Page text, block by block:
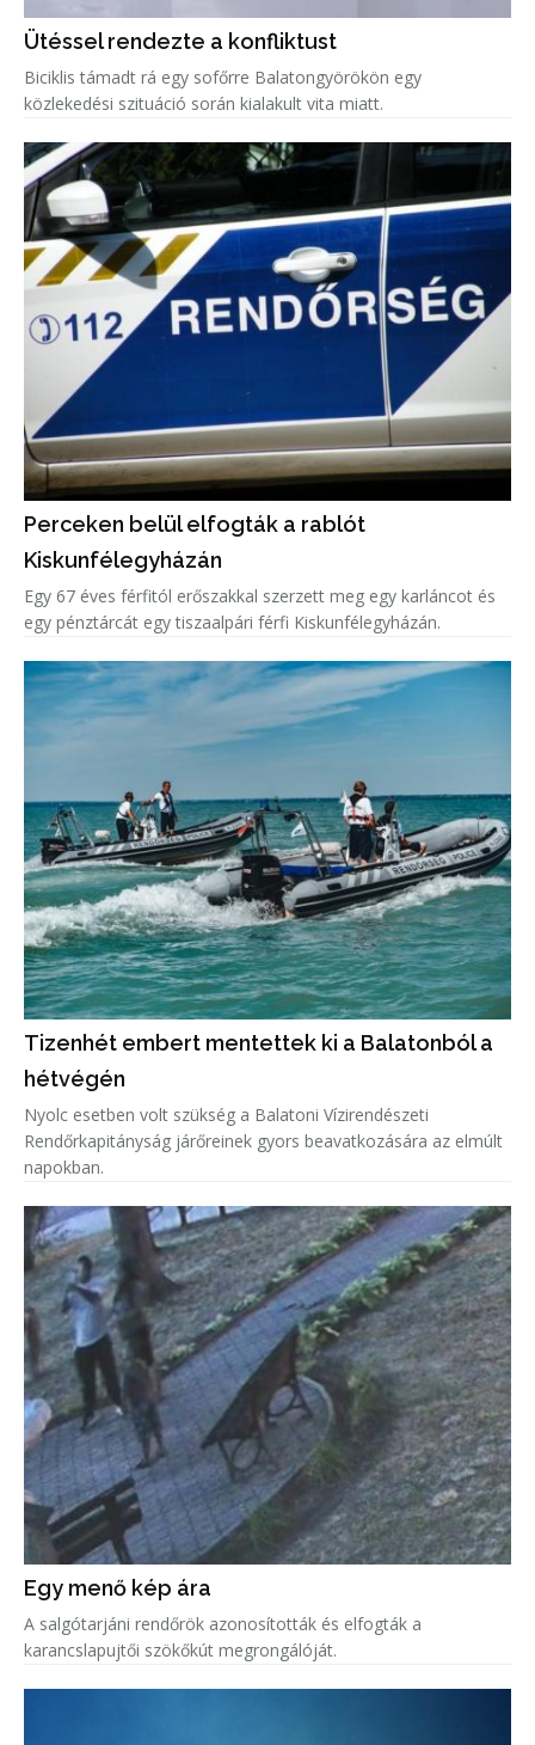
Ütéssel rendezte a konfliktust
Biciklis támadt rá egy sofőrre Balatongyörökön egy
közlekedési szituáció során kialakult vita miatt.
Perceken belül elfogták a rablót
Kiskunfélegyházán
Egy 67 éves férfitól erőszakkal szerzett meg egy karláncot és
egy pénztárcát egy tiszaalpári férfi Kiskunfélegyházán.
Tizenhét embert mentettek ki a Balatonból a
hétvégén
Nyolc esetben volt szükség a Balatoni Vízirendészeti
Rendőrkapitányság járőreinek gyors beavatkozására az elmúlt
napokban.
Egy menő kép ára
A salgótarjáni rendőrök azonosították és elfogták a
karancslapujtői szökőkút megrongálóját.